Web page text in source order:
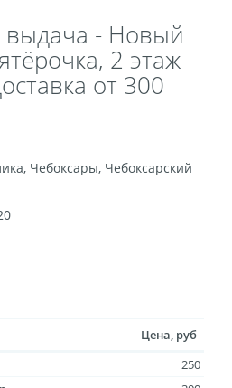
выдача - Новый
2 этаж
от 300
, Чебоксары, Чебоксарский
Цена, руб
250